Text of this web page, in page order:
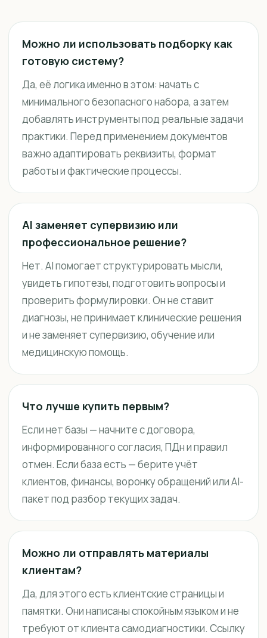
Можно ли использовать подборку как
готовую систему?
Да, её логика именно в этом: начать с
минимального безопасного набора, а затем
добавлять инструменты под реальные задачи
практики. Перед применением документов
важно адаптировать реквизиты, формат
работы и фактические процессы.
AI заменяет супервизию или
профессиональное решение?
Нет. AI помогает структурировать мысли,
увидеть гипотезы, подготовить вопросы и
проверить формулировки. Он не ставит
диагнозы, не принимает клинические решения
и не заменяет супервизию, обучение или
медицинскую помощь.
Что лучше купить первым?
Если нет базы — начните с договора,
информированного согласия, ПДн и правил
отмен. Если база есть — берите учёт
клиентов, финансы, воронку обращений или AI-
пакет под разбор текущих задач.
Можно ли отправлять материалы
клиентам?
Да, для этого есть клиентские страницы и
памятки. Они написаны спокойным языком и не
требуют от клиента самодиагностики. Ссылку